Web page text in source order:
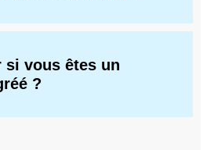
si vous êtes un
?